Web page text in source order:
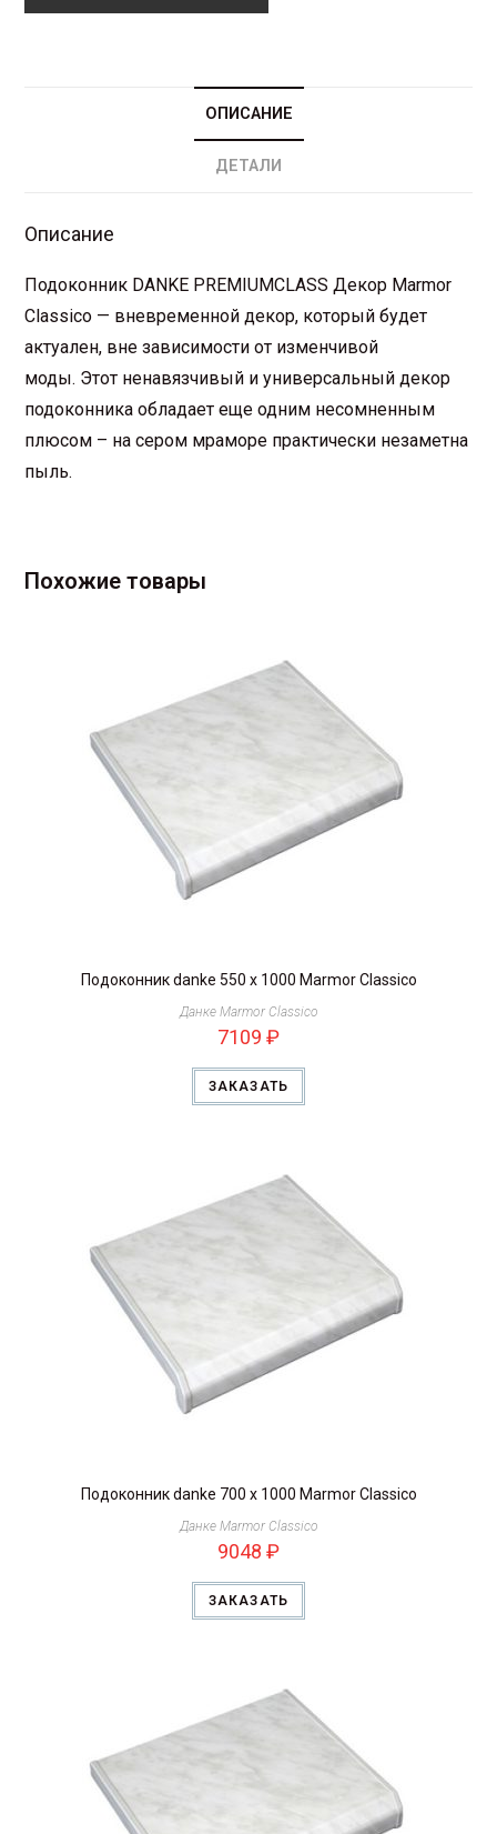
ОПИСАНИЕ
ДЕТАЛИ
Описание
Подоконник DANKE PREMIUMCLASS Декор Marmor
Classico — вневременной декор, который будет
актуален, вне зависимости от изменчивой
моды. Этот ненавязчивый и универсальный декор
подоконника обладает еще одним несомненным
плюсом – на сером мраморе практически незаметна
пыль.
Похожие товары
Подоконник danke 550 х 1000 Marmor Classico
Данке Marmor Classico
7109 ₽
ЗАКАЗАТЬ
Подоконник danke 700 х 1000 Marmor Classico
Данке Marmor Classico
9048 ₽
ЗАКАЗАТЬ